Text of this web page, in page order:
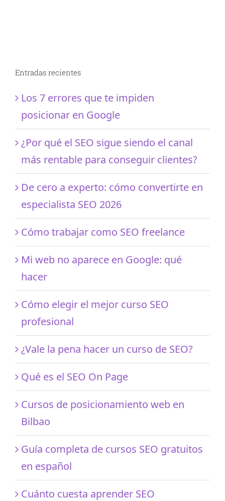
Entradas recientes
Los 7 errores que te impiden
posicionar en Google
¿Por qué el SEO sigue siendo el canal
más rentable para conseguir clientes?
De cero a experto: cómo convertirte en
especialista SEO 2026
Cómo trabajar como SEO freelance
Mi web no aparece en Google: qué
hacer
Cómo elegir el mejor curso SEO
profesional
¿Vale la pena hacer un curso de SEO?
Qué es el SEO On Page
Cursos de posicionamiento web en
Bilbao
Guía completa de cursos SEO gratuitos
en español
Cuánto cuesta aprender SEO